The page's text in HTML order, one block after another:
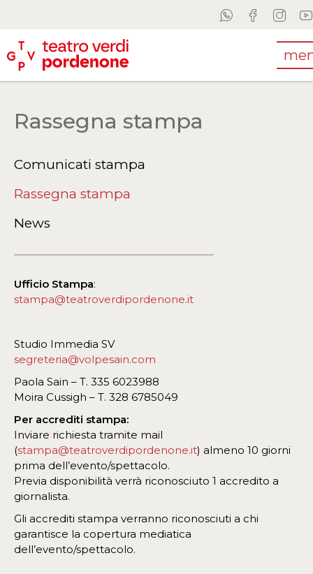
Rassegna stampa
Comunicati stampa
Rassegna stampa
News
Ufficio Stampa:
stampa@teatroverdipordenone.it
Studio Immedia SV
segreteria@volpesain.com
Paola Sain – T. 335 6023988
Moira Cussigh – T. 328 6785049
Per accrediti stampa:
Inviare richiesta tramite mail
(stampa@teatroverdipordenone.it) almeno 10 giorni
prima dell’evento/spettacolo.
Previa disponibilità verrà riconosciuto 1 accredito a
giornalista.
Gli accrediti stampa verranno riconosciuti a chi
garantisce la copertura mediatica
dell’evento/spettacolo.